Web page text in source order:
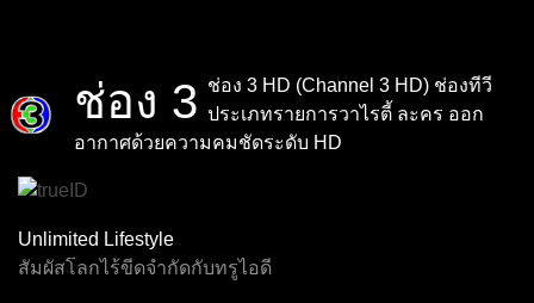
Channel F1
ช่อง 3 ช่อง 3 HD (Channel 3 HD) ช่องทีวี
ประเภทรายการวาไรตี้ ละคร ออก
อากาศด้วยความคมชัดระดับ HD
Unlimited Lifestyle
สัมผัสโลกไร้ขีดจำกัดกับทรูไอดี